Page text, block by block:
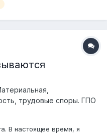
не разберешь кто есть
трудовые споры. ГПО
В настоящее время, я